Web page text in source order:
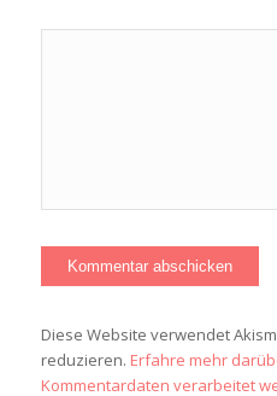
Diese Website verwendet
reduzieren. Erfahre mehr
Kommentardaten verarbeitet